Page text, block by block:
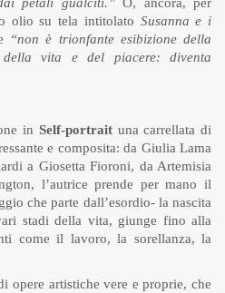
petali gualciti.” O, ancora, per
olio su tela intitolato Susanna e i
“non è trionfante esibizione della
della vita e del piacere: diventa
in Self-portrait una carrellata di
e composita: da Giulia Lama
a Giosetta Fioroni, da Artemisia
l’autrice prende per mano il
che parte dall’esordio- la nascita
stadi della vita, giunge fino alla
come il lavoro, la sorellanza, la
opere artistiche vere e proprie, che